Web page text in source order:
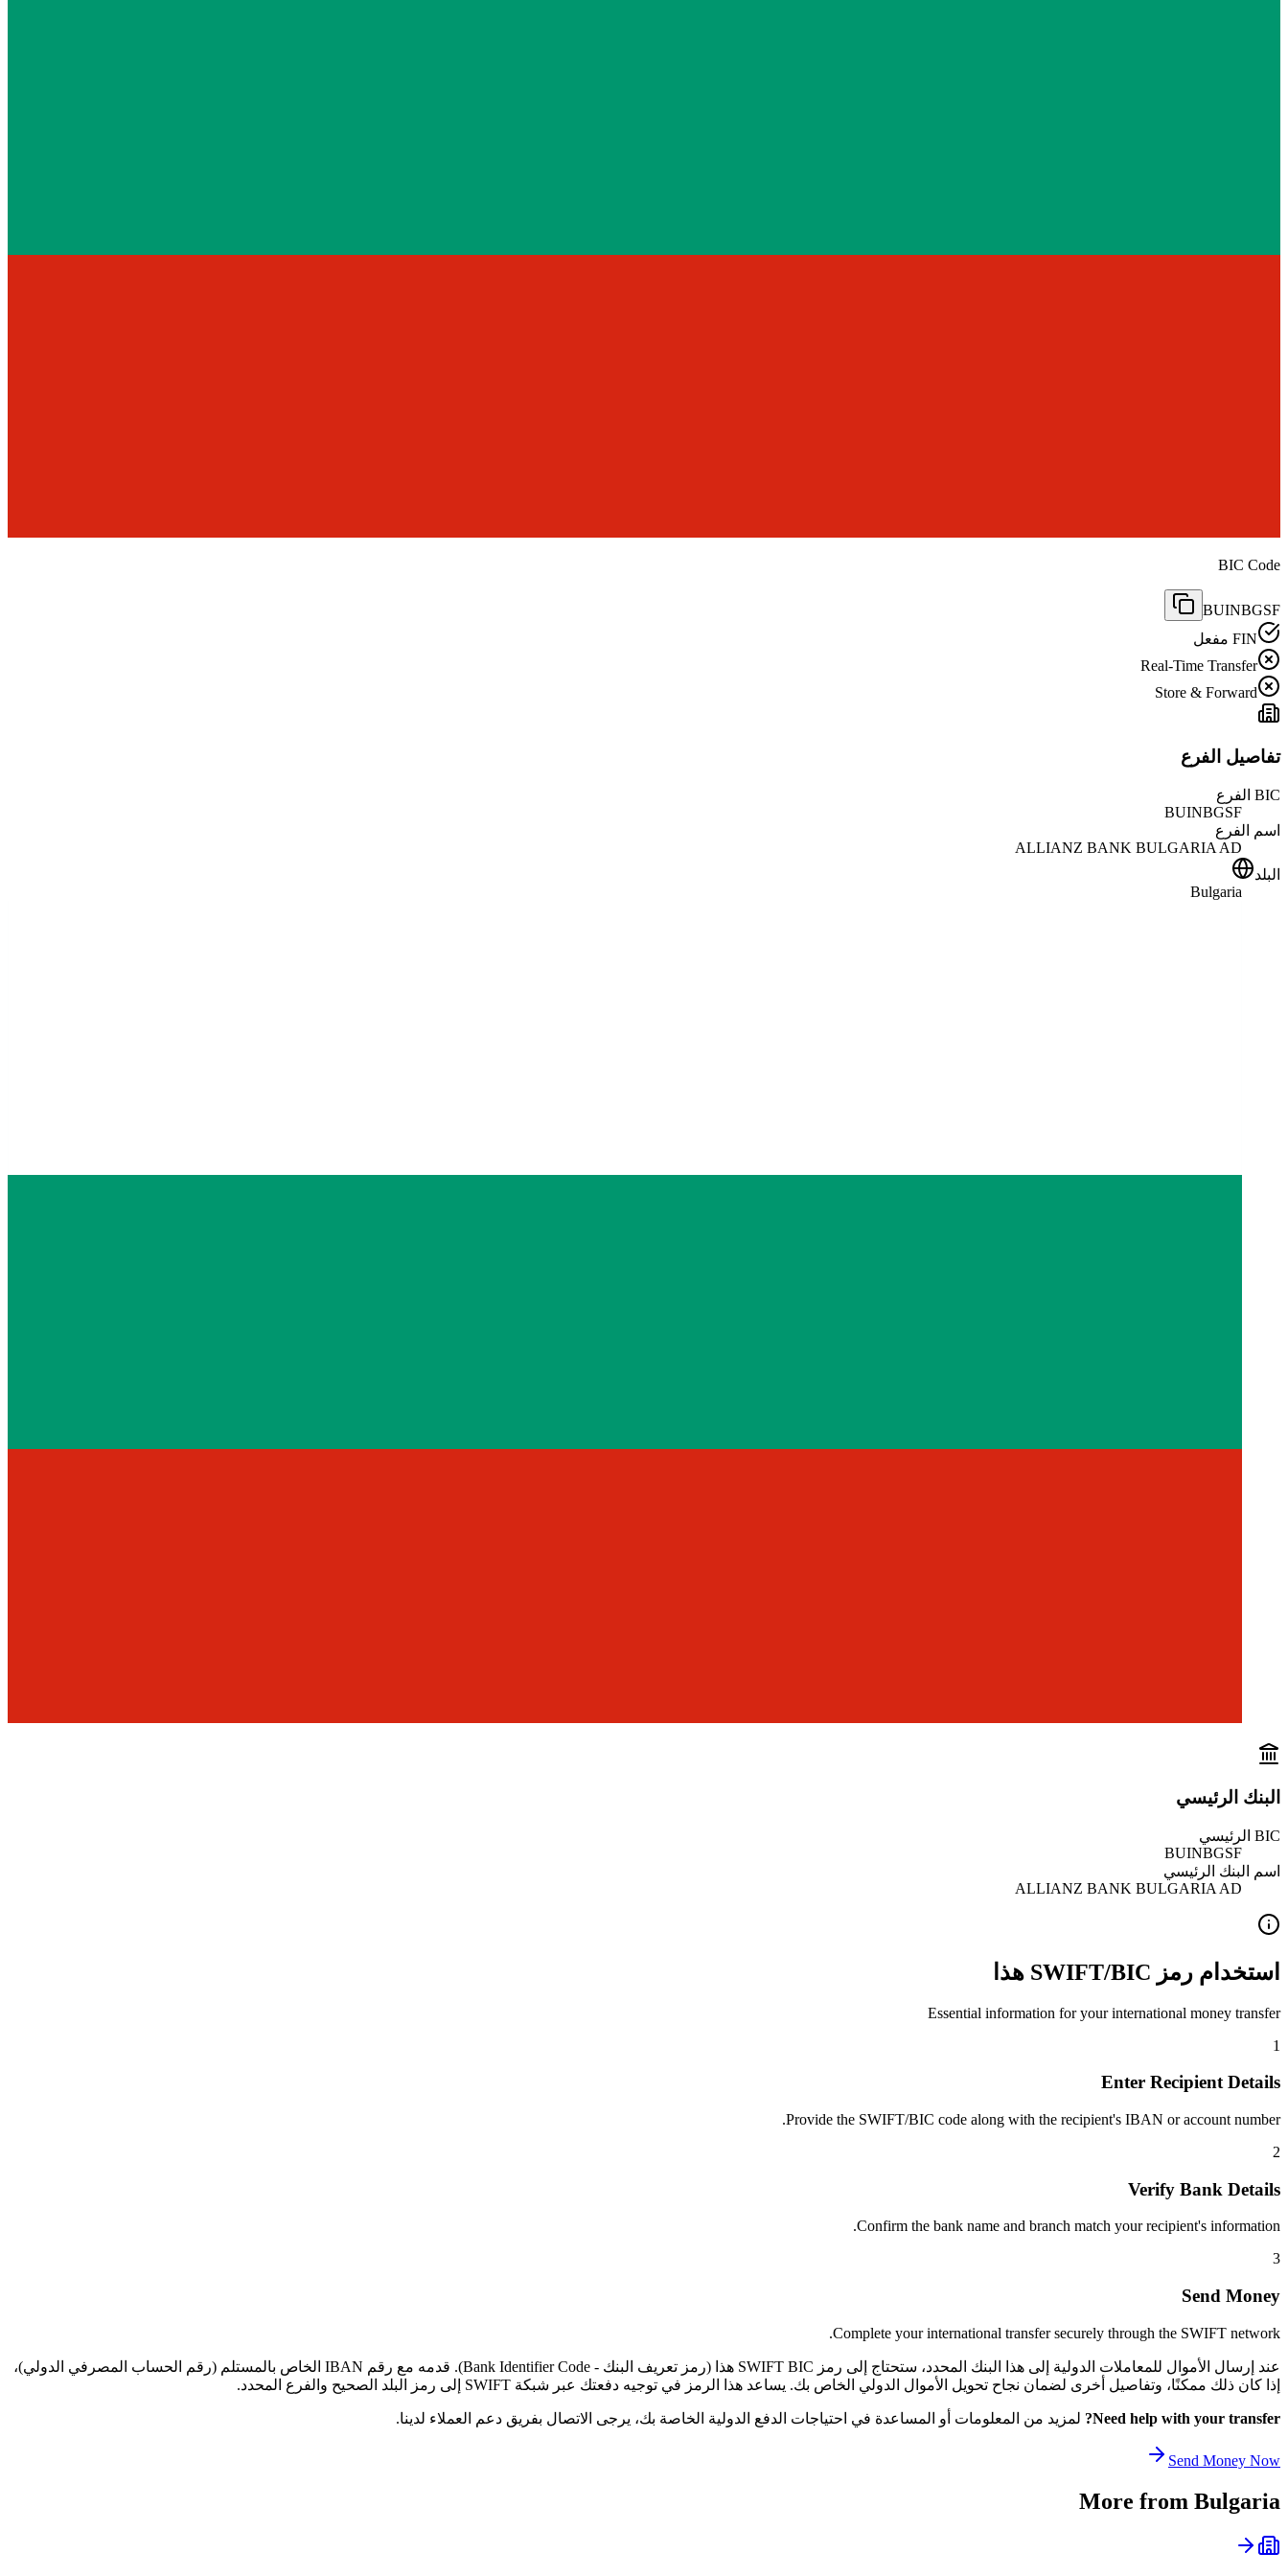
BIC Code
BUINBGSF
FIN مفعل
Real-Time Transfer
Store & Forward
تفاصيل الفرع
BIC الفرع
BUINBGSF
اسم الفرع
ALLIANZ BANK BULGARIA AD
البلد
Bulgaria
البنك الرئيسي
BIC الرئيسي
BUINBGSF
اسم البنك الرئيسي
ALLIANZ BANK BULGARIA AD
استخدام رمز SWIFT/BIC هذا
Essential information for your international money transfer
1
Enter Recipient Details
Provide the SWIFT/BIC code along with the recipient's IBAN or account number.
2
Verify Bank Details
Confirm the bank name and branch match your recipient's information.
3
Send Money
Complete your international transfer securely through the SWIFT network.
عند إرسال الأموال للمعاملات الدولية إلى هذا البنك المحدد، ستحتاج إلى رمز SWIFT BIC هذا (رمز تعريف البنك - Bank Identifier Code). قدمه مع رقم IBAN الخاص بالمستلم (رقم الحساب المصرفي الدولي)،
إذا كان ذلك ممكنًا، وتفاصيل أخرى لضمان نجاح تحويل الأموال الدولي الخاص بك. يساعد هذا الرمز في توجيه دفعتك عبر شبكة SWIFT إلى رمز البلد الصحيح والفرع المحدد.
Need help with your transfer? لمزيد من المعلومات أو المساعدة في احتياجات الدفع الدولية الخاصة بك، يرجى الاتصال بفريق دعم العملاء لدينا.
Send Money Now
More from Bulgaria